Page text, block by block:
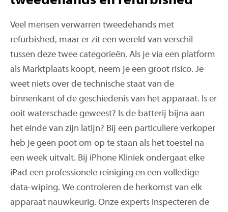
Veel mensen verwarren tweedehands met
refurbished, maar er zit een wereld van verschil
tussen deze twee categorieën. Als je via een platform
als Marktplaats koopt, neem je een groot risico. Je
weet niets over de technische staat van de
binnenkant of de geschiedenis van het apparaat. Is er
ooit waterschade geweest? Is de batterij bijna aan
het einde van zijn latijn? Bij een particuliere verkoper
heb je geen poot om op te staan als het toestel na
een week uitvalt. Bij iPhone Kliniek ondergaat elke
iPad een professionele reiniging en een volledige
data-wiping. We controleren de herkomst van elk
apparaat nauwkeurig. Onze experts inspecteren de